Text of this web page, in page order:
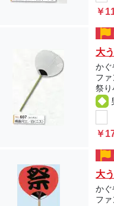
￥
大
か
フ
祭り
￥
大
か
フ